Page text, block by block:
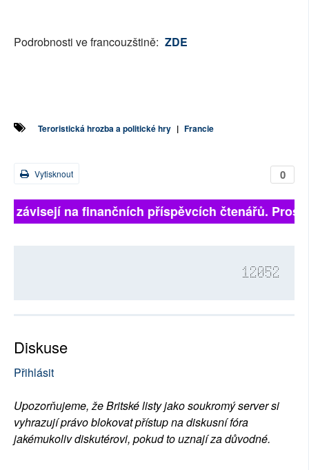
Podrobnosti ve francouzštině: ZDE
Teroristická hrozba a politické hry | Francie
0
Vytisknout
závisejí na finančních příspěvcích čtenářů.
12052
Diskuse
Přihlásit
Upozorňujeme, že Britské listy jako soukromý server si
vyhrazují právo blokovat přístup na diskusní fóra
jakémukoliv diskutérovi, pokud to uznají za důvodné.